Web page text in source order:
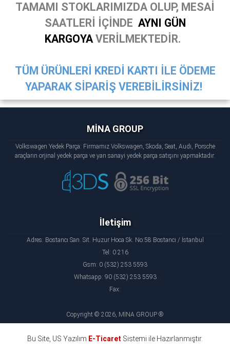
TAMAMI STOKLARIMIZDA OLUP, MESAİ
SAATLERİ İÇİNDE AYNI GÜN
KARGOYA VERİLMEKTEDİR.
TÜM ÜRÜNLERİ KREDİ KARTI İLE ÖDEME
YAPARAK SİPARİŞ VEREBİLİRSİNİZ!
MİNA GROUP
Volkswagen Yedek Parça: Firmamız Volkswagen, Skoda, Seat, Audi, Porsche
araçların orjinal yedek parça ve yan sanayi yedek parça satışını yapmaktadır.
İletişim
Adres: Bostancı San. Sit. Huzur Hoca Sk. No:58 Bostancı / İstanbul
Tel: 0 216
Gsm: 0 (532) 253 5593
Whatsapp: 90 (532) 253 5593
Fax:
Copyright © 2026, MİNA GROUP ®
Bu Site, US Yazılım E-Ticaret Sistemi ile Hazırlanmıştır.